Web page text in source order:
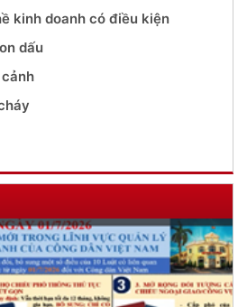
kinh doanh có điều kiện
dấu